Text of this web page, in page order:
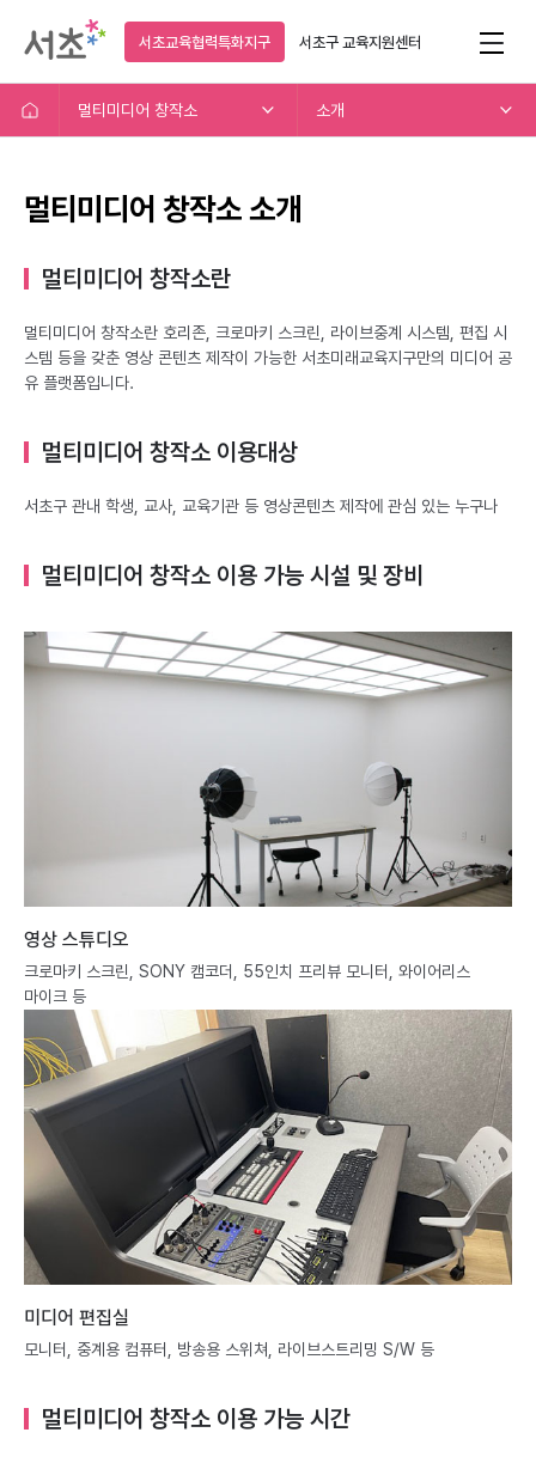
서초교육협력특화지구 서초구교육지원센터
멀티미디어 창작소 소개
멀티미디어 창작소 소개
멀티미디어 창작소란
멀티미디어 창작소란 호리존, 크로마키 스크린, 라이브중계 시스템, 편집 시
스템 등을 갖춘 영상 콘텐츠 제작이 가능한 서초미래교육지구만의 미디어 공
유 플랫폼입니다.
멀티미디어 창작소 이용대상
서초구 관내 학생, 교사, 교육기관 등 영상콘텐츠 제작에 관심 있는 누구나
멀티미디어 창작소 이용 가능 시설 및 장비
영상 스튜디오
크로마키 스크린, SONY 캠코더, 55인치 프리뷰 모니터, 와이어리스
마이크 등
미디어 편집실
모니터, 중계용 컴퓨터, 방송용 스위쳐, 라이브스트리밍 S/W 등
멀티미디어 창작소 이용 가능 시간